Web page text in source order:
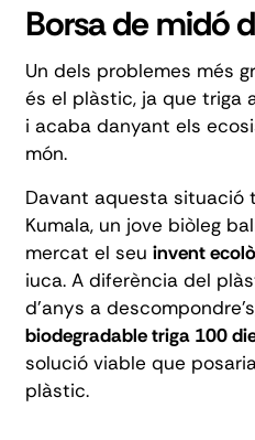
Borsa de midó
Un dels problemes més
és el plàstic, ja que triga
i acaba danyant els
món.
Davant aquesta situació
Kumala, un jove biòleg
mercat el seu invent
iuca. A diferència del
d'anys a
biodegradable triga 100
solució viable que
plàstic.